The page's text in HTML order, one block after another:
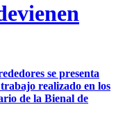
se presenta
realizado en los
de la Bienal de